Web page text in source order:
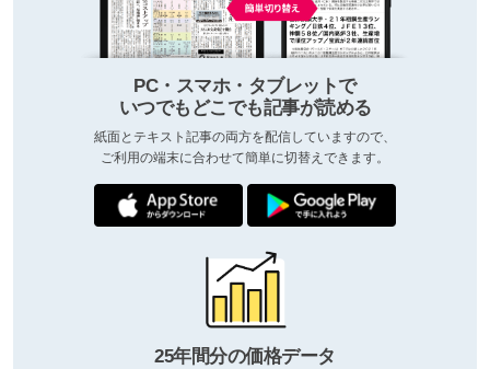
PC・スマホ・タブレットで
いつでもどこでも記事が読める
紙面とテキスト記事の両方を配信していますので、
ご利用の端末に合わせて簡単に切替えできます。
25年間分の価格データ